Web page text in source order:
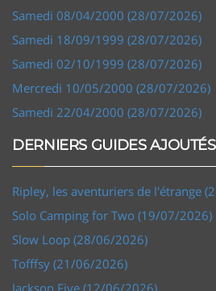
Samedi 08/04/2000 (28/07/2026)
Samedi 18/09/1999 (28/07/2026)
Samedi 02/10/1999 (28/07/2026)
Mercredi 10/05/2000 (28/07/2026)
Samedi 22/04/2000 (28/07/2026)
DERNIERS GUIDES AJOUTÉS
Ripley, les aventuriers de l'étrange
Solo Camping for Two (19/07/2026)
Slow Loop (28/06/2026)
Tofffsy (21/06/2026)
Jackson Five (12/06/2026)